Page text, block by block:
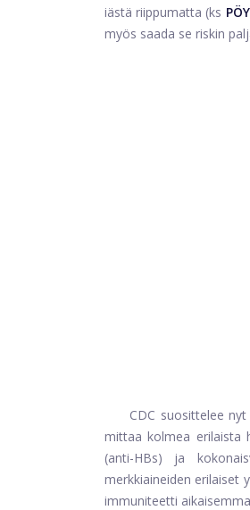
iästä riippumatta (ks
myös saada se riskin
CDC suosittelee
mittaa kolmea erilaista
(anti-HBs) ja
merkkiaineiden erilaiset
immuniteetti